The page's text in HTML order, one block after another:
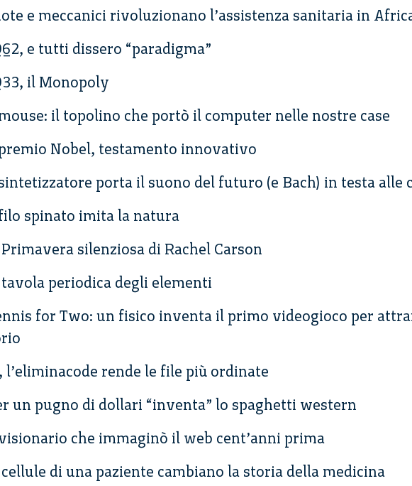
e meccanici rivoluzionano l’assistenza sanitaria in
e tutti dissero “paradigma”
il Monopoly
il topolino che portò il computer nelle nostre case
Nobel, testamento innovativo
porta il suono del futuro (e Bach) in testa alle
spinato imita la natura
silenziosa di Rachel Carson
tavola periodica degli elementi
for Two: un fisico inventa il primo videogioco per
l’eliminacode rende le file più ordinate
un pugno di dollari “inventa” lo spaghetti western
che immaginò il web cent’anni prima
di una paziente cambiano la storia della medicina